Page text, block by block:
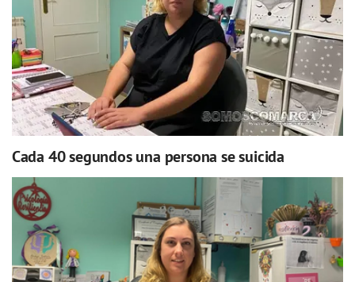
Cada 40 segundos una persona se suicida